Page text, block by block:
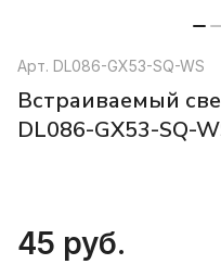
Арт. DL086-GX53-SQ-WS
Встраиваемый
DL086-GX53-SQ-
45 руб.